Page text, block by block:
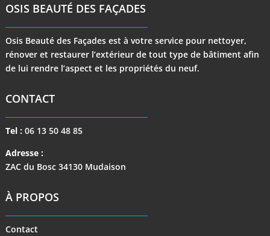
OSIS BEAUTÉ DES FAÇADES
Osis Beauté des Façades est à votre service pour nettoyer,
rénover et restaurer l’extérieur de tout type de bâtiment afin
de lui rendre l’aspect et les propriétés du neuf.
CONTACT
Tel : 06 13 50 48 85
Adresse :
ZAC du Bosc 34130 Mudaison
À PROPOS
Contact